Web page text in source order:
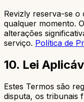
Revizly reserva-se o
qualquer momento.
alterações
serviço. Política de
10. Lei
Estes Termos são
disputa, os tribunais